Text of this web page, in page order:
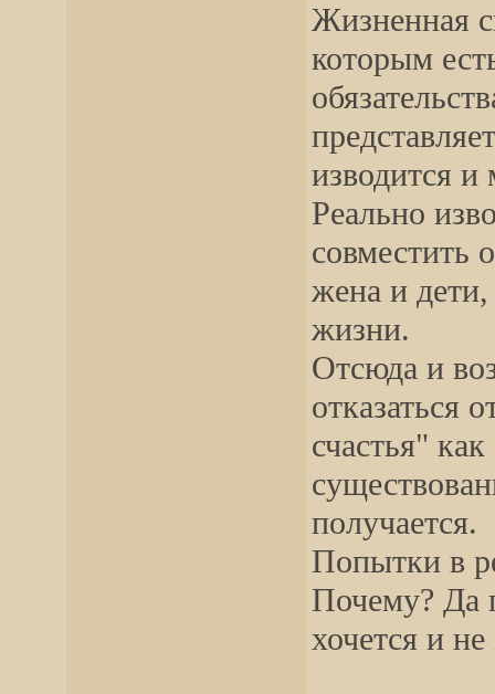
Жизненная
которым
изводится и
Реально
совместить
жена и
жизни.
Отсюда и
отказаться
счастья"
получается.
Попытки в
Почему? Да
хочется и